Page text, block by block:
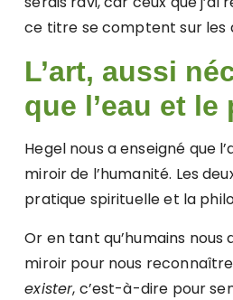
ce titre se comptent sur les
L’art, aussi
que l’eau et le
Hegel nous a enseigné que
miroir de l’humanité. Les
pratique spirituelle et la
Or en tant qu’humains nous
miroir pour nous
exister, c’est-à-dire pour